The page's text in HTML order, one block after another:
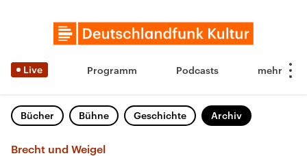
Live Programm Podcasts
Bücher Bühne Geschichte Archiv
Brecht und Weigel